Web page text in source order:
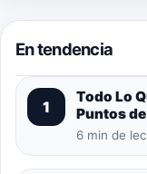
En tendencia
1
Todo Lo
Puntos
6 min de